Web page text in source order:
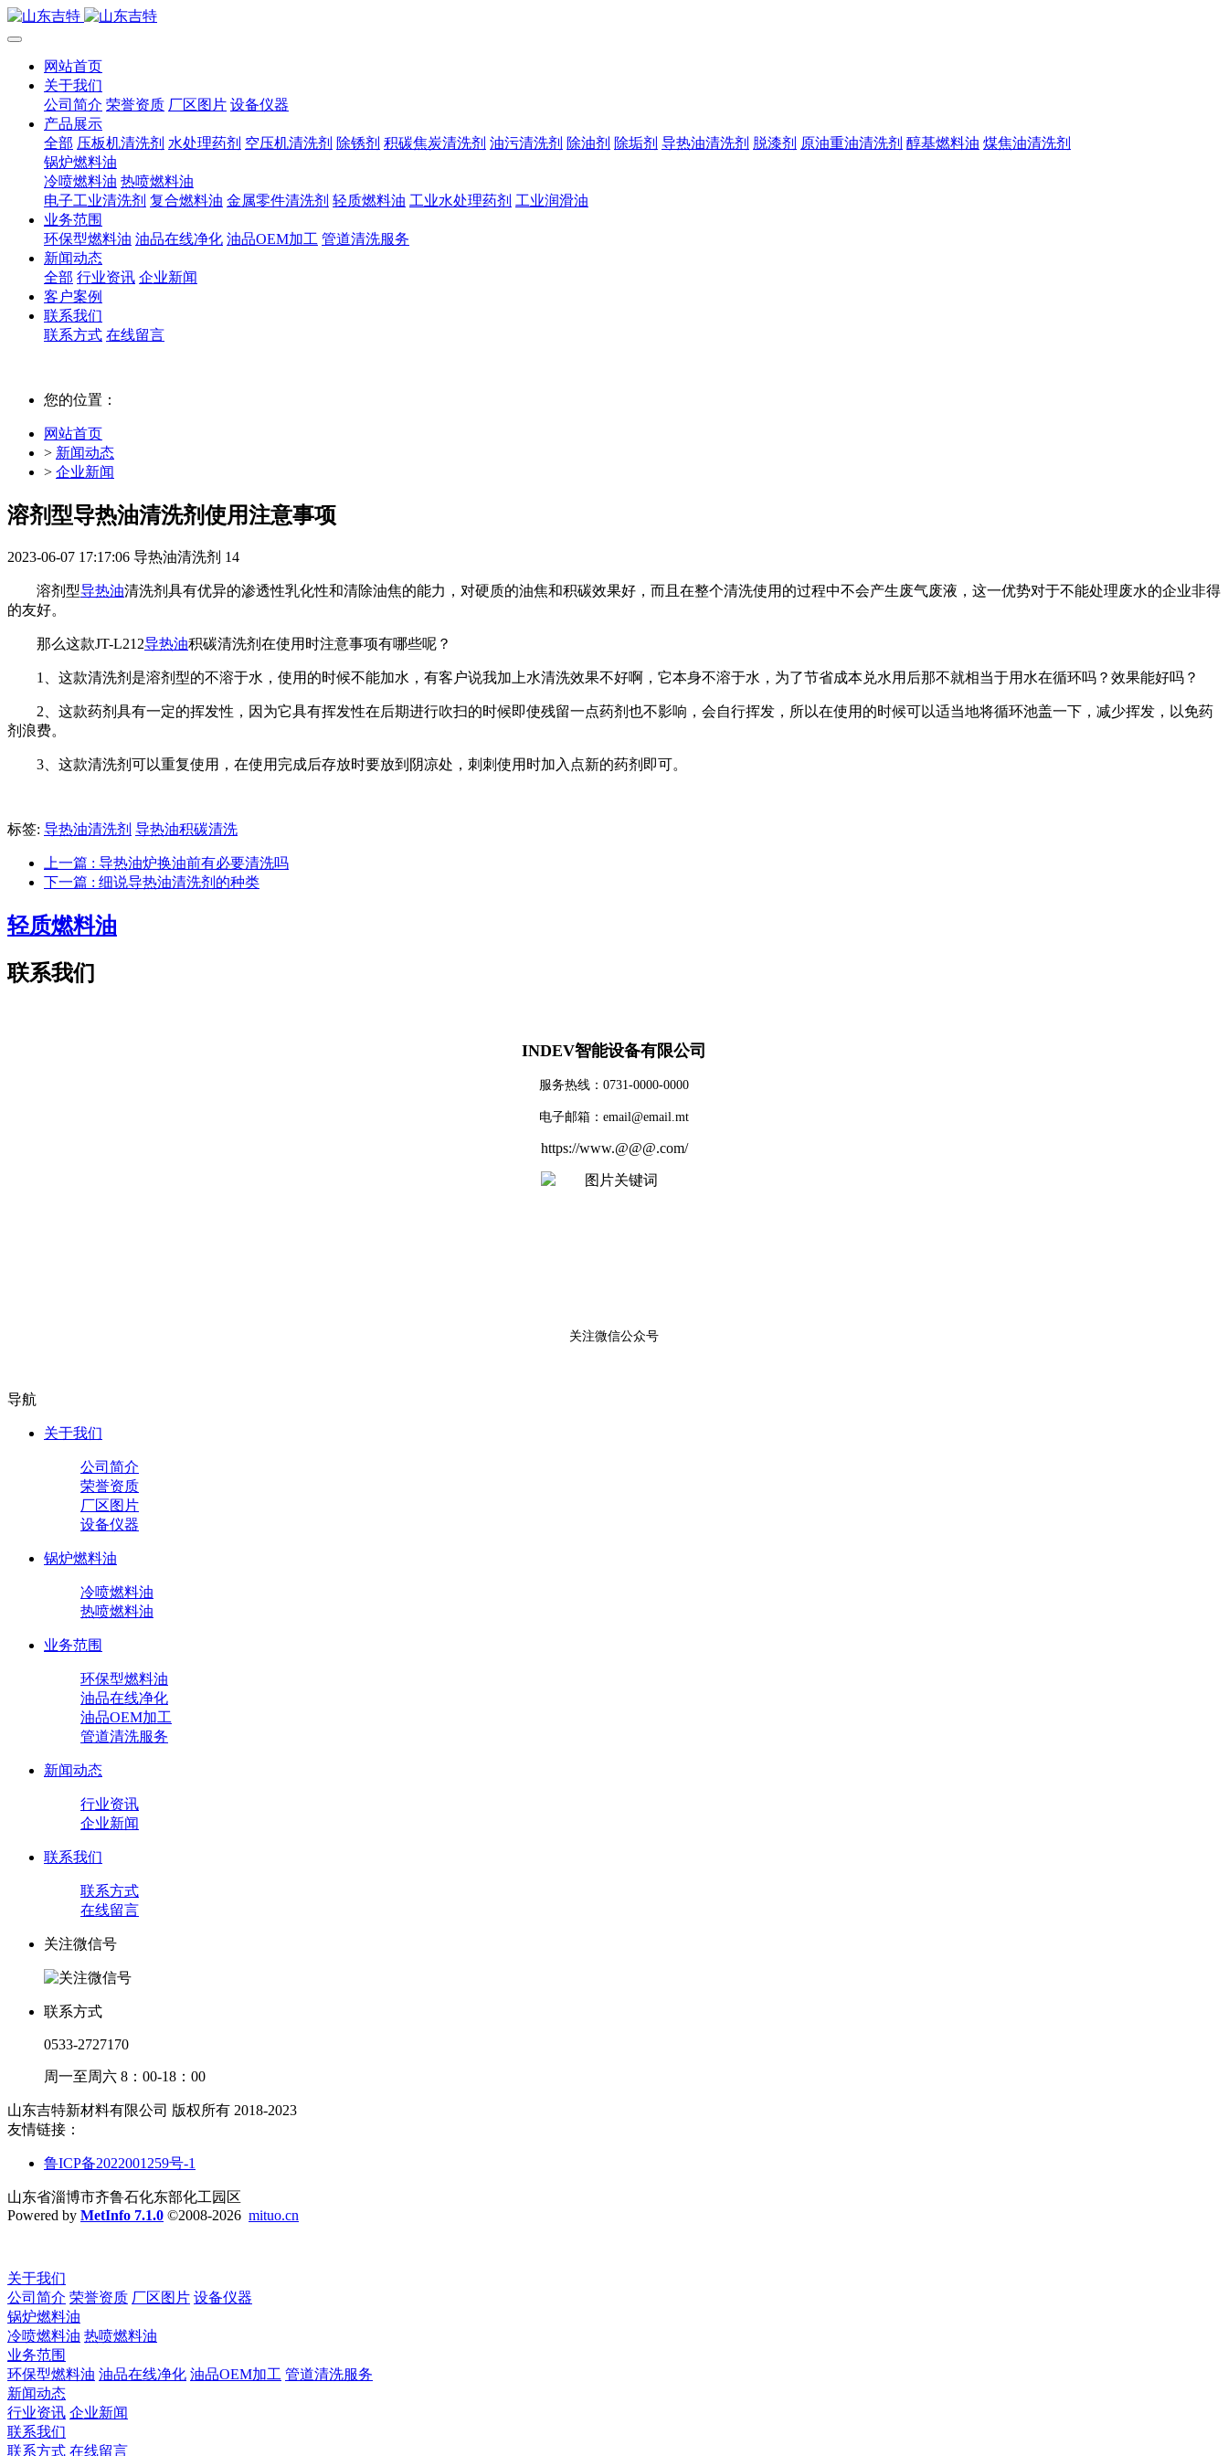
网站首页
关于我们
公司简介 荣誉资质 厂区图片 设备仪器
产品展示
全部 压板机清洗剂 水处理药剂 空压机清洗剂 除锈剂 积碳焦炭清洗剂 油污清洗剂 除油剂 除垢剂 导热油清洗剂 脱漆剂 原油重油清洗剂 醇基燃料油 煤焦油清洗剂
锅炉燃料油
冷喷燃料油 热喷燃料油
电子工业清洗剂 复合燃料油 金属零件清洗剂 轻质燃料油 工业水处理药剂 工业润滑油
业务范围
环保型燃料油 油品在线净化 油品OEM加工 管道清洗服务
新闻动态
全部 行业资讯 企业新闻
客户案例
联系我们
联系方式 在线留言
您的位置：
网站首页
> 新闻动态
> 企业新闻
溶剂型导热油清洗剂使用注意事项
2023-06-07 17:17:06 导热油清洗剂 14
溶剂型导热油清洗剂具有优异的渗透性乳化性和清除油焦的能力，对硬质的油焦和积碳效果好，而且在整个清洗使用的过程中不会产生废气废液，这一优势对于不能处理废水的企业非得
的友好。
那么这款JT-L212导热油积碳清洗剂在使用时注意事项有哪些呢？
1、这款清洗剂是溶剂型的不溶于水，使用的时候不能加水，有客户说我加上水清洗效果不好啊，它本身不溶于水，为了节省成本兑水用后那不就相当于用水在循环吗？效果能好吗？
2、这款药剂具有一定的挥发性，因为它具有挥发性在后期进行吹扫的时候即使残留一点药剂也不影响，会自行挥发，所以在使用的时候可以适当地将循环池盖一下，减少挥发，以免药
剂浪费。
3、这款清洗剂可以重复使用，在使用完成后存放时要放到阴凉处，刺刺使用时加入点新的药剂即可。
标签: 导热油清洗剂 导热油积碳清洗
上一篇 : 导热油炉换油前有必要清洗吗
下一篇 : 细说导热油清洗剂的种类
轻质燃料油
联系我们
INDEV智能设备有限公司
服务热线：0731-0000-0000
电子邮箱：email@email.mt
https://www.@@@.com/
关注微信公众号
导航
关于我们
公司简介
荣誉资质
厂区图片
设备仪器
锅炉燃料油
冷喷燃料油
热喷燃料油
业务范围
环保型燃料油
油品在线净化
油品OEM加工
管道清洗服务
新闻动态
行业资讯
企业新闻
联系我们
联系方式
在线留言
关注微信号
联系方式
0533-2727170
周一至周六 8：00-18：00
山东吉特新材料有限公司 版权所有 2018-2023
友情链接：
鲁ICP备2022001259号-1
山东省淄博市齐鲁石化东部化工园区
Powered by MetInfo 7.1.0 ©2008-2026 mituo.cn
关于我们
公司简介 荣誉资质 厂区图片 设备仪器
锅炉燃料油
冷喷燃料油 热喷燃料油
业务范围
环保型燃料油 油品在线净化 油品OEM加工 管道清洗服务
新闻动态
行业资讯 企业新闻
联系我们
联系方式 在线留言